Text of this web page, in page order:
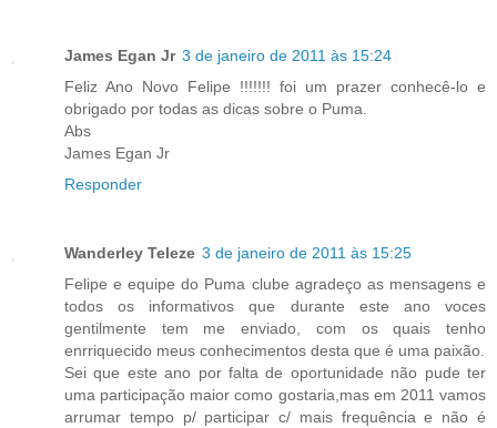
James Egan Jr 3 de janeiro de 2011 às 15:24
Feliz Ano Novo Felipe !!!!!!! foi um prazer conhecê-lo e
obrigado por todas as dicas sobre o Puma.
Abs
James Egan Jr
Responder
Wanderley Teleze 3 de janeiro de 2011 às 15:25
Felipe e equipe do Puma clube agradeço as mensagens e
todos os informativos que durante este ano voces
gentilmente tem me enviado, com os quais tenho
enrriquecido meus conhecimentos desta que é uma paixão.
Sei que este ano por falta de oportunidade não pude ter
uma participação maior como gostaria,mas em 2011 vamos
arrumar tempo p/ participar c/ mais frequência e não é